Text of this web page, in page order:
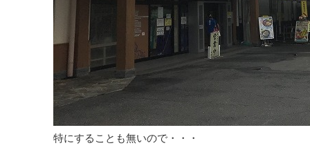
特にすることも無いので・・・